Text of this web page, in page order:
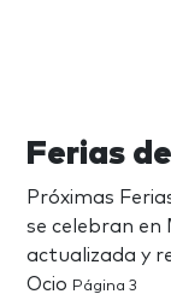
Ferias
Próximas
se celebran
actualizada y
Ocio Página 3